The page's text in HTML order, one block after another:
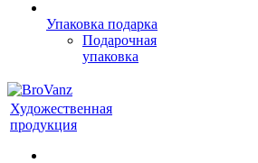
Упаковка подарка
Подарочная
упаковка
Художественная
продукция